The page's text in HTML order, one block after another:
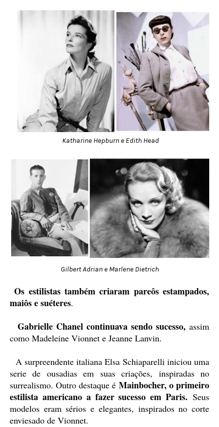
Katharine Hepburn e Edith Head
Gilbert Adrian e Marlene Dietrich
Os estilistas também criaram pareôs estampados,
maiôs e suéteres.
Gabrielle Chanel continuava sendo sucesso, assim
como Madeleine Vionnet e Jeanne Lanvin.
A surpreendente italiana Elsa Schiaparelli iniciou uma
serie de ousadias em suas criações, inspiradas no
surrealismo. Outro destaque é Mainbocher, o primeiro
estilista americano a fazer sucesso em Paris. Seus
modelos eram sérios e elegantes, inspirados no corte
enviesado de Vionnet.